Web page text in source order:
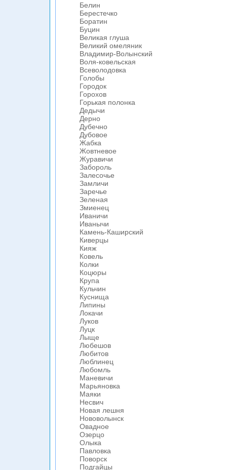
Белин
Берестечко
Боратин
Буцин
Великая глуша
Великий омеляник
Владимир-Волынский
Воля-ковельская
Всеволодовка
Голобы
Городок
Горохов
Горькая полонка
Дедычи
Дерно
Дубечно
Дубовое
Жабка
Жовтневое
Журавичи
Забороль
Залесочье
Замличи
Заречье
Зеленая
Змиенец
Иваничи
Иванычи
Камень-Каширский
Киверцы
Кияж
Ковель
Колки
Коцюры
Крупа
Кульчин
Куснища
Липины
Локачи
Луков
Луцк
Лыще
Любешов
Любитов
Люблинец
Любомль
Маневичи
Марьяновка
Маяки
Несвич
Новая лешня
Нововолынск
Овадное
Озерцо
Олыка
Павловка
Поворск
Подгайцы